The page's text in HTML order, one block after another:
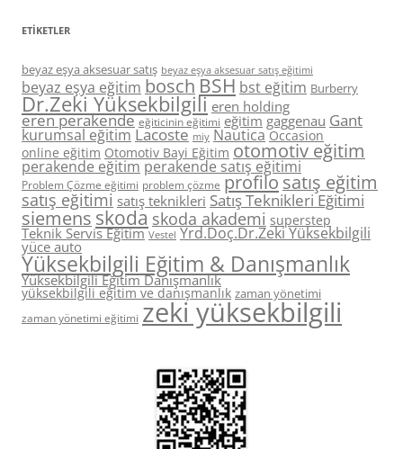
ETIKETLER
beyaz eşya aksesuar satış beyaz eşya aksesuar satış eğitimi
beyaz eşya eğitim boschBSH bst eğitim Burberry
Dr.Zeki Yüksekbilgili eren holding
eren perakende eğiticinin eğitimi eğitim gaggenau Gant
kurumsal eğitim Lacoste miy Nautica Occasion
online eğitim Otomotiv Bayi Eğitim otomotiv eğitim
perakende eğitimperakende satış eğitimi
Problem Çözme eğitimi problem çözme profilosatış eğitim
satış eğitimi satış teknikleri Satış Teknikleri Eğitimi
siemensskoda skoda akademi superstep
Teknik Servis Eğitim Vestel Yrd.Doç.Dr.Zeki Yüksekbilgili
yüce auto
Yüksekbilgili Eğitim & Danışmanlık
Yüksekbilgili Eğitim Danışmanlık
yüksekbilgili eğitim ve danışmanlık zaman yönetimi
zaman yönetimi eğitimi zeki yüksekbilgili